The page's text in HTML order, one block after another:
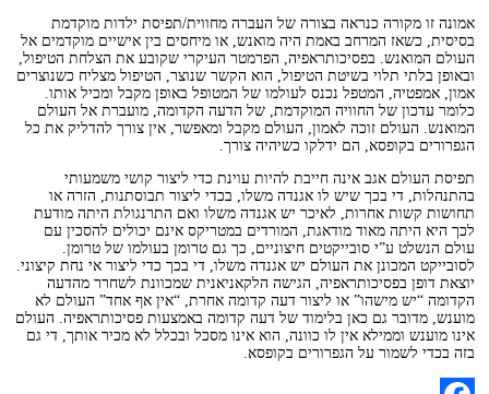
אמונה זו מקורה כנראה בצורה של העברה מחווית/תפיסת ילדות מוקדמת
בסיסית, כשאז המרחב באמת היה מואנש, או מיחסים בין אישיים מוקדמים אל
העולם המואנש. בפסיכותראפיה, הפרמטר העיקרי שקובע את הצלחת הטיפול,
ובאופן בלתי תלוי בשיטת הטיפול, הוא הקשר שנוצר, הטיפול מצליח כשנוצרים
אמון, אמפטיה, המטפל נכנס לעולמו של המטופל באופן מקבל ומכיל אותו.
כלומר עדכון של החוויה המוקדמת, של הדעה הקדומה, מועברת אל העולם
המואנש. העולם זוכה לאמון, העולם מקבל ומאפשר, אין צורך להדליק את כל
הגפרורים בקופסא, הם ידלקו כשיהיה צורך.
תפיסת העולם אגב אינה חייבת להיות עוינת כדי ליצור קושי משמעותי
בהתנהלות, די בכך שיש לו אגנדה משלו, בכדי ליצור תבוסתנות, הזרה או
תחושות קשות אחרות, לאיכר יש אגנדה משלו ואם התרנגולת היתה מודעת
לכך היא היתה מאוד מודאגת, המורדים במטריקס אינם יכולים להסכין עם
עולם הנשלט ע”י סובייקטים חיצוניים, כך גם טרומן בעולמו של טרומן.
לסובייקט המכונן את העולם יש אגנדה משלו, די בכך כדי ליצור אי נחת קיצוני.
יוצאת דופן בפסיכותראפיה, הגישה הלקאניאנית שמכוונת לשחרר מהדעה
הקדומה “יש מישהו” או ליצור דעה קדומה אחרת, “אין אף אחד” העולם לא
מוענש, מדובר גם כאן בלימוד של דעה קדומה באמצעות פסיכותראפיה. העולם
אינו מוענש וממילא אין לו כוונה, הוא אינו מסכל ובכלל לא מכיר אותך, די גם
בזה בכדי לשמור על הגפרורים בקופסא.